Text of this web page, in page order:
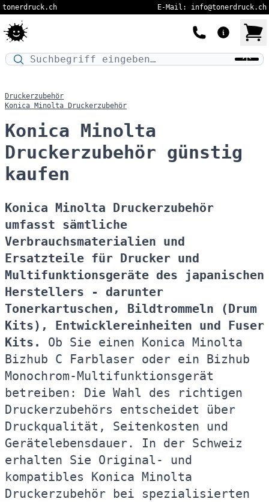
tonerdruck.ch E-Mail: info@tonerdruck.ch
Druckermodell oder Produktnamen eingeben…
Druckerzubehör
Konica Minolta Druckerzubehör
Konica Minolta
Druckerzubehör günstig
kaufen
Konica Minolta Druckerzubehör
umfasst sämtliche
Verbrauchsmaterialien und
Ersatzteile für Drucker und
Multifunktionsgeräte des japanischen
Herstellers - darunter
Tonerkartuschen, Bildtrommeln (Drum
Kits), Entwicklereinheiten und Fuser
Kits.
Ob Sie einen Konica Minolta
Bizhub C Farblaser oder ein Bizhub
Monochrom-Multifunktionsgerät
betreiben: Die Wahl des richtigen
Druckerzubehörs entscheidet über
Druckqualität, Seitenkosten und
Gerätelebensdauer. In der Schweiz
erhalten Sie Original- und
kompatibles Konica Minolta
Druckerzubehör bei spezialisierten